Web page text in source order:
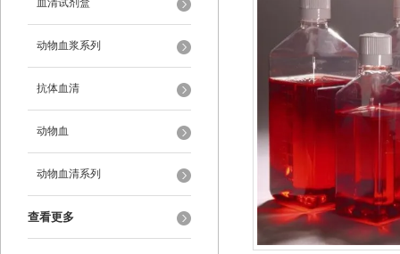
血清试剂盒
动物血浆系列
抗体血清
动物血
动物血清系列
查看更多